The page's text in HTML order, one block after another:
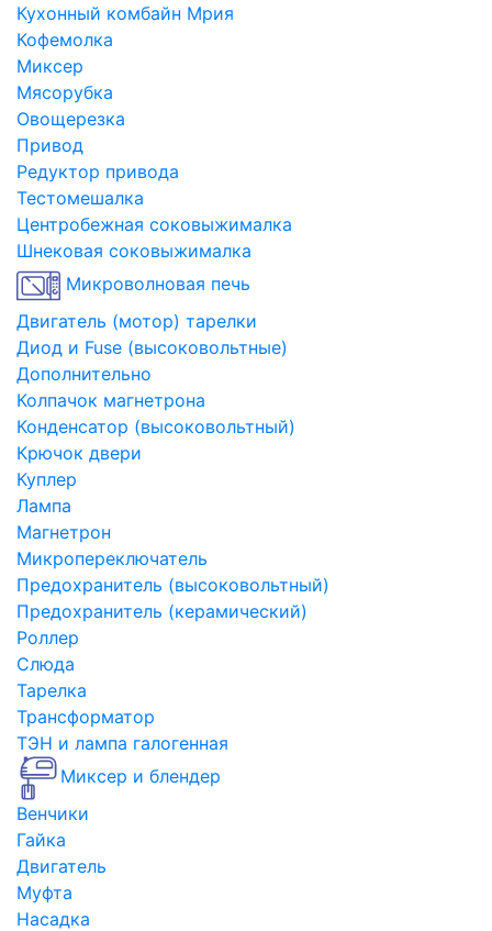
Кухонный комбайн Мрия
Кофемолка
Миксер
Мясорубка
Овощерезка
Привод
Редуктор привода
Тестомешалка
Центробежная соковыжималка
Шнековая соковыжималка
Микроволновая печь
Двигатель (мотор) тарелки
Диод и Fuse (высоковольтные)
Дополнительно
Колпачок магнетрона
Конденсатор (высоковольтный)
Крючок двери
Куплер
Лампа
Магнетрон
Микропереключатель
Предохранитель (высоковольтный)
Предохранитель (керамический)
Роллер
Слюда
Тарелка
Трансформатор
ТЭН и лампа галогенная
Миксер и блендер
Венчики
Гайка
Двигатель
Муфта
Насадка